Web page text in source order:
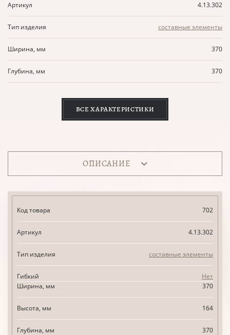
Артикул 4.13.302
Тип изделия составные элементы
Ширина, мм 370
Глубина, мм 370
ВСЕ ХАРАКТЕРИСТИКИ
ОПИСАНИЕ
Код товара 702
Артикул 4.13.302
Тип изделия составные элементы
Гибкий
Нет
Ширина, мм
370
Высота, мм 164
Глубина, мм 370